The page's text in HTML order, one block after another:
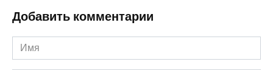
Добавить комментарии
Имя
*